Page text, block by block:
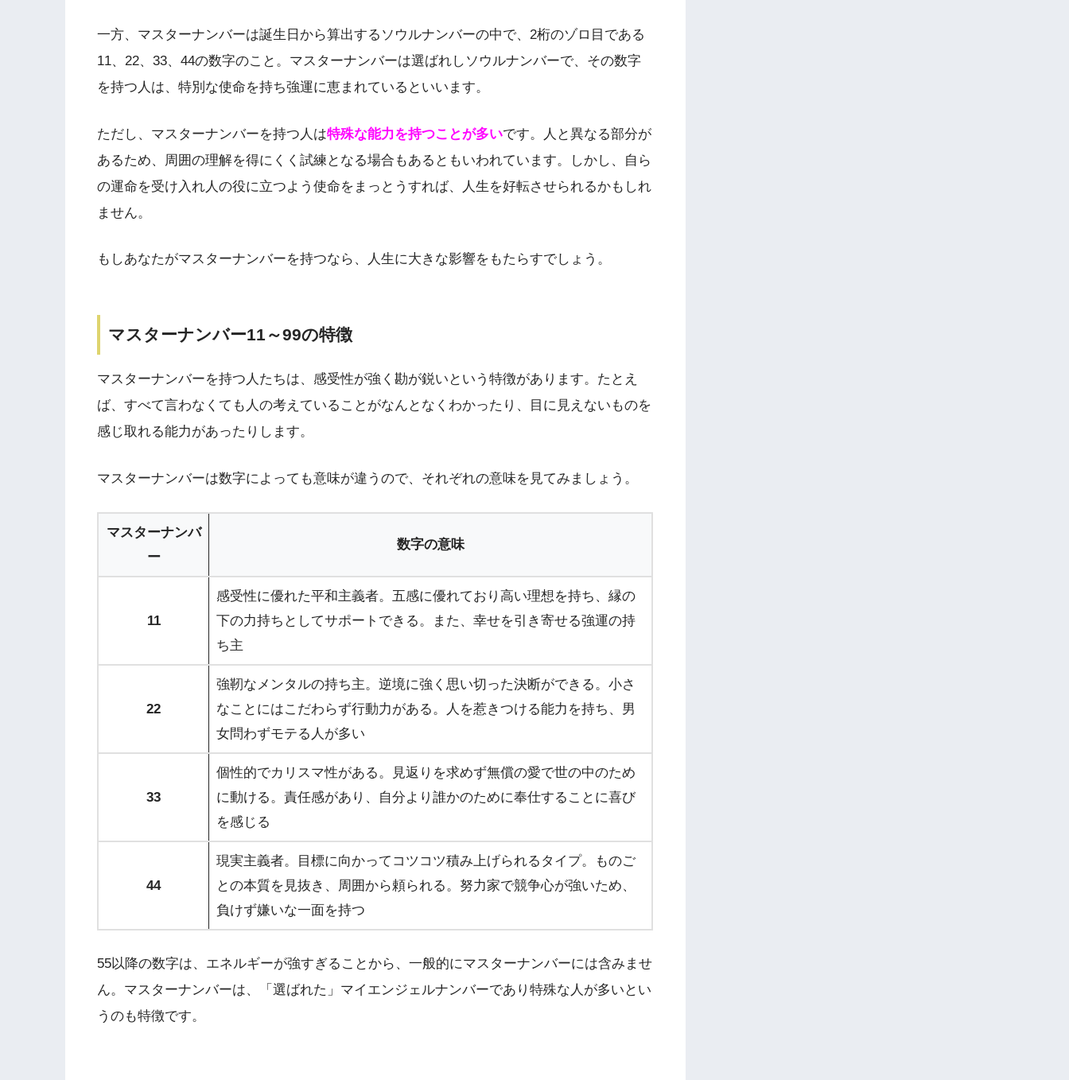
一方、マスターナンバーは誕生日から算出するソウルナンバーの中で、2桁のゾロ目である
11、22、33、44の数字のこと。マスターナンバーは選ばれしソウルナンバーで、その数字
を持つ人は、特別な使命を持ち強運に恵まれているといいます。
ただし、マスターナンバーを持つ人は特殊な能力を持つことが多いです。人と異なる部分が
あるため、周囲の理解を得にくく試練となる場合もあるともいわれています。しかし、自ら
の運命を受け入れ人の役に立つよう使命をまっとうすれば、人生を好転させられるかもしれ
ません。
もしあなたがマスターナンバーを持つなら、人生に大きな影響をもたらすでしょう。
マスターナンバー11～99の特徴
マスターナンバーを持つ人たちは、感受性が強く勘が鋭いという特徴があります。たとえ
ば、すべて言わなくても人の考えていることがなんとなくわかったり、目に見えないものを
感じ取れる能力があったりします。
マスターナンバーは数字によっても意味が違うので、それぞれの意味を見てみましょう。
マスターナンバ
ー
数字の意味
11
感受性に優れた平和主義者。五感に優れており高い理想を持ち、縁の
下の力持ちとしてサポートできる。また、幸せを引き寄せる強運の持
ち主
22
強靭なメンタルの持ち主。逆境に強く思い切った決断ができる。小さ
なことにはこだわらず行動力がある。人を惹きつける能力を持ち、男
女問わずモテる人が多い
33
個性的でカリスマ性がある。見返りを求めず無償の愛で世の中のため
に動ける。責任感があり、自分より誰かのために奉仕することに喜び
を感じる
44
現実主義者。目標に向かってコツコツ積み上げられるタイプ。ものご
との本質を見抜き、周囲から頼られる。努力家で競争心が強いため、
負けず嫌いな一面を持つ
55以降の数字は、エネルギーが強すぎることから、一般的にマスターナンバーには含みませ
ん。マスターナンバーは、「選ばれた」マイエンジェルナンバーであり特殊な人が多いとい
うのも特徴です。